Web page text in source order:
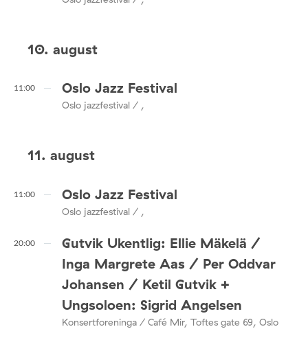
10. august
11:00 Oslo Jazz Festival
Oslo jazzfestival / ,
11. august
11:00 Oslo Jazz Festival
Oslo jazzfestival / ,
20:00
Gutvik Ukentlig: Ellie Mäkelä /
Inga Margrete Aas / Per Oddvar
Johansen / Ketil Gutvik +
Ungsoloen: Sigrid Angelsen
Konsertforeninga / Café Mir, Toftes gate 69, Oslo